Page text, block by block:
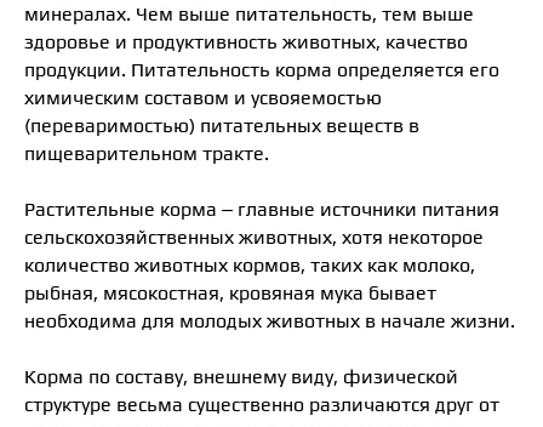
минералах. Чем выше питательность, тем выше
здоровье и продуктивность животных, качество
продукции. Питательность корма определяется его
химическим составом и усвояемостью
(переваримостью) питательных веществ в
пищеварительном тракте.
Растительные корма – главные источники питания
сельскохозяйственных животных, хотя некоторое
количество животных кормов, таких как молоко,
рыбная, мясокостная, кровяная мука бывает
необходима для молодых животных в начале жизни.
Корма по составу, внешнему виду, физической
структуре весьма существенно различаются друг от